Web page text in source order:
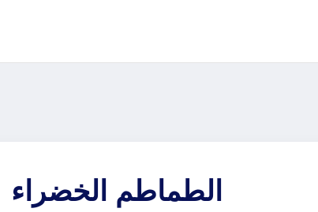
الطماطم الخضراء